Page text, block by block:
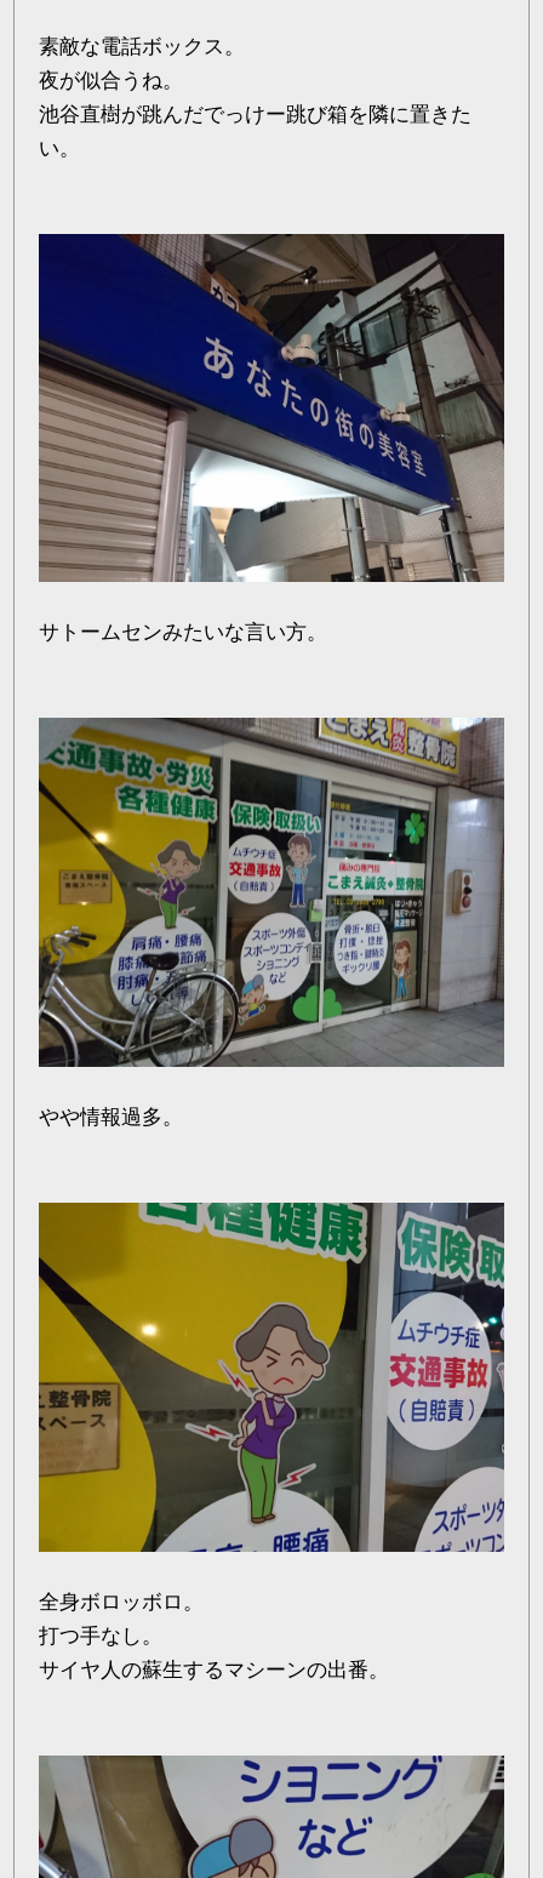
素敵な電話ボックス。
夜が似合うね。
池谷直樹が跳んだでっけー跳び箱を隣に置きた
い。
サトームセンみたいな言い方。
やや情報過多。
全身ボロッボロ。
打つ手なし。
サイヤ人の蘇生するマシーンの出番。